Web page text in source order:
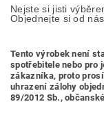
Nejste si jisti
Objednejte si od
Tento výrobek není
spotřebitele nebo pro
zákazníka, proto
uhrazení zálohy
89/2012 Sb.,